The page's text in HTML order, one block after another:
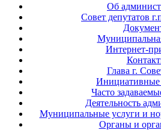
Об
Совет депутатов
Интернет-
Глава г.
Инициативные
Часто
Деятельность
Муниципальные услуги и
Органы и